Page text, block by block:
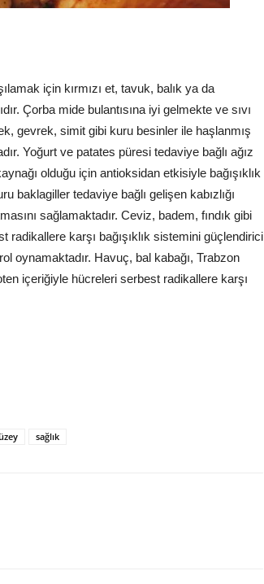
için kırmızı et, tavuk, balık ya da
Çorba mide bulantısına iyi gelmekte ve sıvı
gevrek, simit gibi kuru besinler ile haşlanmış
Yoğurt ve patates püresi tedaviye bağlı ağız
olduğu için antioksidan etkisiyle bağışıklık
baklagiller tedaviye bağlı gelişen kabızlığı
sağlamaktadır. Ceviz, badem, fındık gibi
karşı bağışıklık sistemini güçlendirici
oynamaktadır. Havuç, bal kabağı, Trabzon
içeriğiyle hücreleri serbest radikallere karşı
sağlık